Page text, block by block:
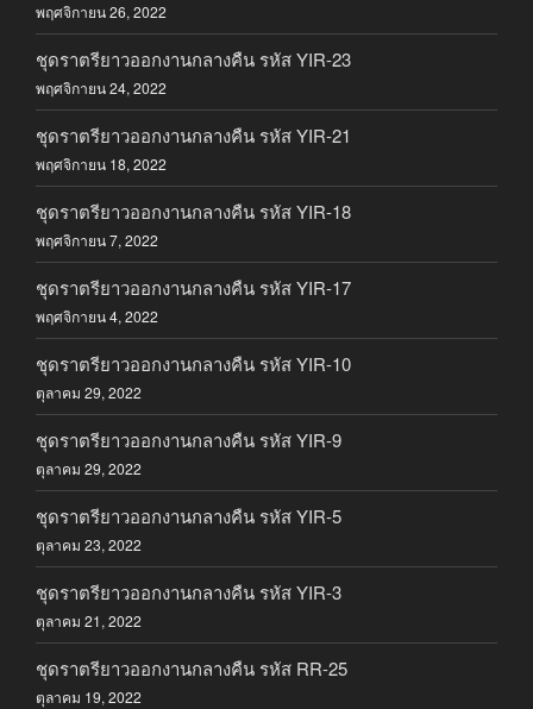
พฤศจิกายน 26, 2022
ชุดราตรียาวออกงานกลางคืน รหัส YIR-23
พฤศจิกายน 24, 2022
ชุดราตรียาวออกงานกลางคืน รหัส YIR-21
พฤศจิกายน 18, 2022
ชุดราตรียาวออกงานกลางคืน รหัส YIR-18
พฤศจิกายน 7, 2022
ชุดราตรียาวออกงานกลางคืน รหัส YIR-17
พฤศจิกายน 4, 2022
ชุดราตรียาวออกงานกลางคืน รหัส YIR-10
ตุลาคม 29, 2022
ชุดราตรียาวออกงานกลางคืน รหัส YIR-9
ตุลาคม 29, 2022
ชุดราตรียาวออกงานกลางคืน รหัส YIR-5
ตุลาคม 23, 2022
ชุดราตรียาวออกงานกลางคืน รหัส YIR-3
ตุลาคม 21, 2022
ชุดราตรียาวออกงานกลางคืน รหัส RR-25
ตุลาคม 19, 2022